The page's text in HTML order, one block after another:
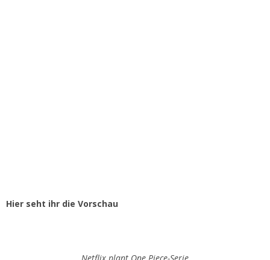
Hier seht ihr die Vorschau